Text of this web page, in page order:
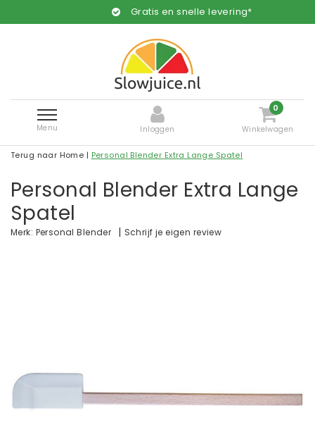
Gratis en snelle levering*
Menu Inloggen
0
Winkelwagen
Terug naar Home | Personal Blender Extra Lange Spatel
Personal Blender Extra Lange
Spatel
Merk: Personal Blender | Schrijf je eigen review